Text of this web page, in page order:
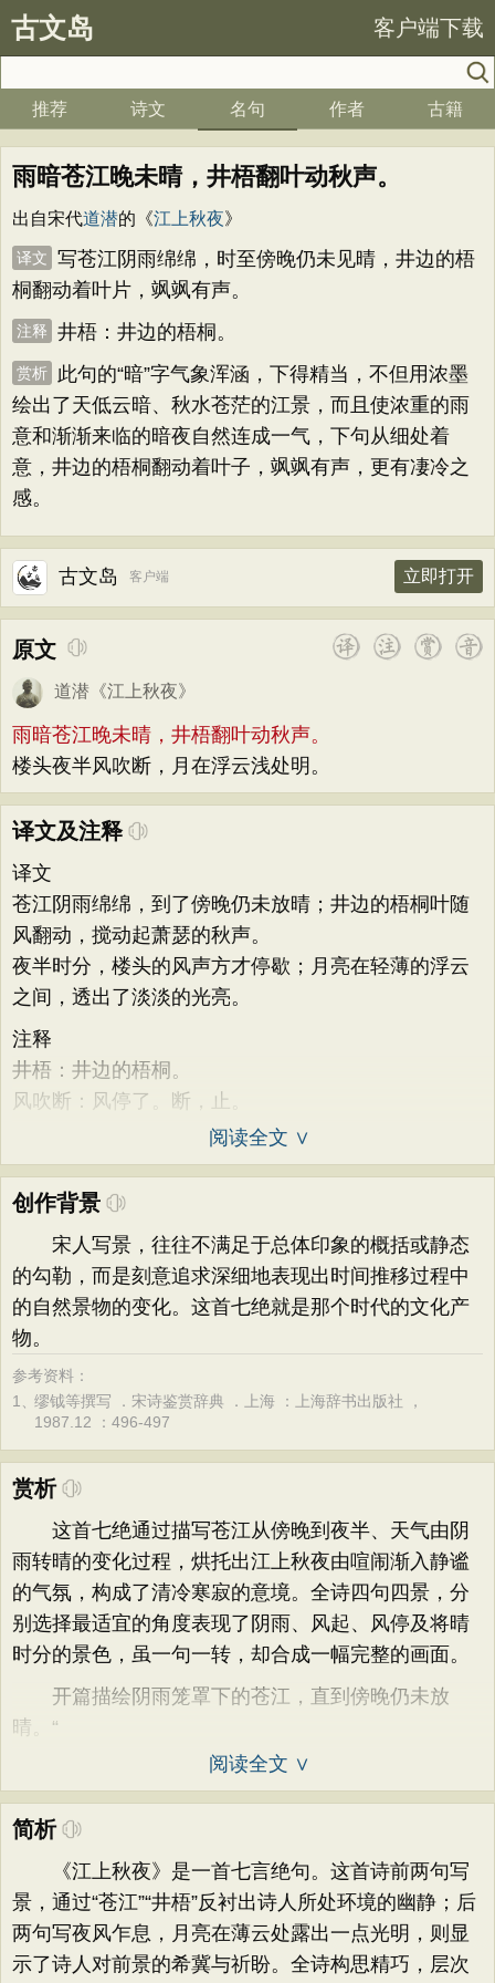
古文岛 客户端下载
推荐 诗文 名句 作者 古籍
雨暗苍江晚未晴，井梧翻叶动秋声。
出自宋代道潜的《江上秋夜》
译文
写苍江阴雨绵绵，时至傍晚仍未见晴，井边的梧
桐翻动着叶片，飒飒有声。
注释 井梧：井边的梧桐。
赏析
此句的“暗”字气象浑涵，下得精当，不但用浓墨
绘出了天低云暗、秋水苍茫的江景，而且使浓重的雨
意和渐渐来临的暗夜自然连成一气，下句从细处着
意，井边的梧桐翻动着叶子，飒飒有声，更有凄冷之
感。
古文岛 客户端 立即打开
原文
道潜 《江上秋夜》
雨暗苍江晚未晴，井梧翻叶动秋声。
楼头夜半风吹断，月在浮云浅处明。
译文及注释
译文
苍江阴雨绵绵，到了傍晚仍未放晴；井边的梧桐叶随
风翻动，搅动起萧瑟的秋声。
夜半时分，楼头的风声方才停歇；月亮在轻薄的浮云
之间，透出了淡淡的光亮。
注释
井梧：井边的梧桐。
风吹断：风停了。断，止。
阅读全文 ∨
创作背景
宋人写景，往往不满足于总体印象的概括或静态
的勾勒，而是刻意追求深细地表现出时间推移过程中
的自然景物的变化。这首七绝就是那个时代的文化产
物。
参考资料：
1、缪钺等撰写 ．宋诗鉴赏辞典 ．上海 ：上海辞书出版社 ，
1987.12 ：496-497
赏析
这首七绝通过描写苍江从傍晚到夜半、天气由阴
雨转晴的变化过程，烘托出江上秋夜由喧闹渐入静谧
的气氛，构成了清冷寒寂的意境。全诗四句四景，分
别选择最适宜的角度表现了阴雨、风起、风停及将晴
时分的景色，虽一句一转，却合成一幅完整的画面。
开篇描绘阴雨笼罩下的苍江，直到傍晚仍未放
晴。“
阅读全文 ∨
简析
《江上秋夜》是一首七言绝句。这首诗前两句写
景，通过“苍江”“井梧”反衬出诗人所处环境的幽静；后
两句写夜风乍息，月亮在薄云处露出一点光明，则显
示了诗人对前景的希冀与祈盼。全诗构思精巧，层次